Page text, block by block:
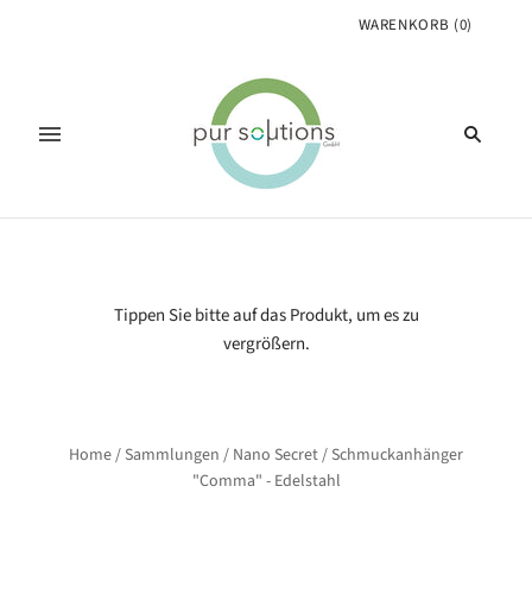
WARENKORB (0)
Tippen Sie bitte auf das Produkt, um es zu
vergrößern.
Home/ Sammlungen / Nano Secret/ Schmuckanhänger
"Comma" - Edelstahl